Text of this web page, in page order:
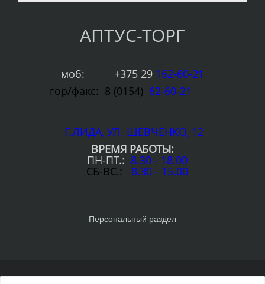
АПТУС-ТОРГ
моб: +375 29 162-60-21
гор/факс: 8 (0154) 62-60-21
Г.ЛИДА, УЛ. ШЕВЧЕНКО, 12
ВРЕМЯ РАБОТЫ:
ПН-ПТ.: 8.30 - 18.00
СБ-ВС.: 8.30 - 15.00
Персональный раздел
© Интернет-витрина сантехники, 2019